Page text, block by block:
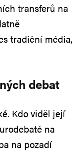
transferů na
tradiční média,
debat
Kdo viděl její
na
na pozadí